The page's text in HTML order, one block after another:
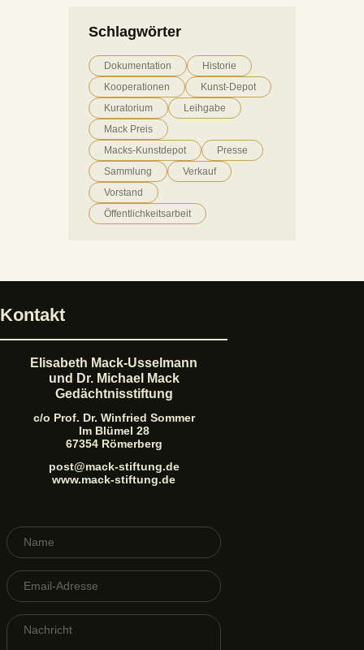
Schlagwörter
Dokumentation
Historie
Kooperationen
Kunst-Depot
Kuratorium
Leihgabe
Mack Preis
Macks-Kunstdepot
Presse
Sammlung
Verkauf
Vorstand
Öffentlichkeitsarbeit
Kontakt
Elisabeth Mack-Usselmann
und Dr. Michael Mack
Gedächtnisstiftung
c/o Prof. Dr. Winfried Sommer
Im Blümel 28
67354 Römerberg
post@mack-stiftung.de
www.mack-stiftung.de